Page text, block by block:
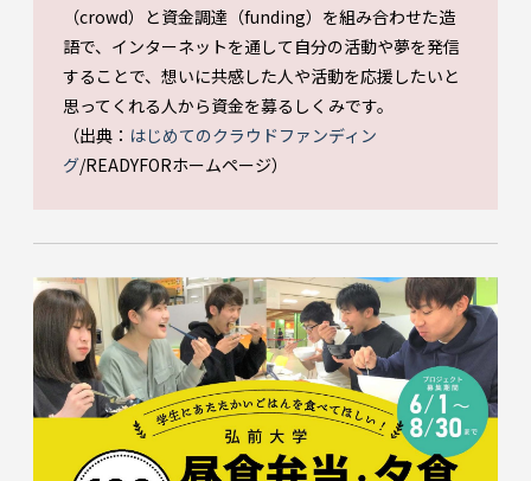
（crowd）と資金調達（funding）を組み合わせた造
語で、インターネットを通して自分の活動や夢を発信
することで、想いに共感した人や活動を応援したいと
思ってくれる人から資金を募るしくみです。
（出典： はじめてのクラウドファンディン
グ/READYFORホームページ）